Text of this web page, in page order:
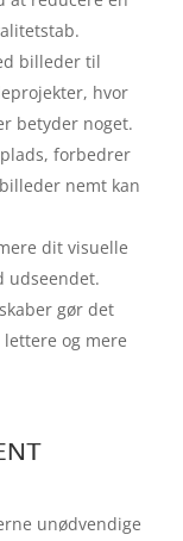
billeder til
hvor
betyder noget.
forbedrer
nemt kan
dit visuelle
udseendet.
gør det
og mere
unødvendige